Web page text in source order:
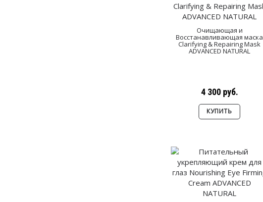
Очищающая и
Восстанавливающая маска
Clarifying & Repairing Mask
ADVANCED NATURAL
4 300 руб.
КУПИТЬ